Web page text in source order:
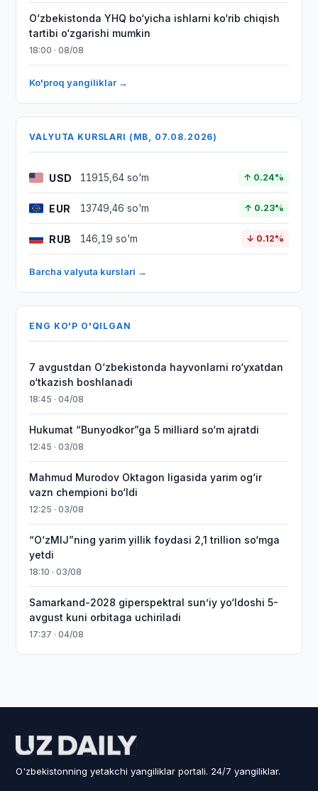
O‘zbekistonda YHQ bo‘yicha ishlarni ko‘rib chiqish
tartibi o‘zgarishi mumkin
18:00 · 08/08
Ko'proq yangiliklar →
VALYUTA KURSLARI (MB, 07.08.2026)
USD 11915,64 so'm ↑ 0.24%
EUR 13749,46 so'm ↑ 0.23%
RUB 146,19 so'm ↓ 0.12%
Barcha valyuta kurslari →
ENG KO'P O'QILGAN
7 avgustdan O‘zbekistonda hayvonlarni ro‘yxatdan
o‘tkazish boshlanadi
18:45 · 04/08
Hukumat “Bunyodkor”ga 5 milliard so‘m ajratdi
12:45 · 03/08
Mahmud Murodov Oktagon ligasida yarim og‘ir
vazn chempioni bo‘ldi
12:25 · 03/08
“O‘zMIJ”ning yarim yillik foydasi 2,1 trillion so‘mga
yetdi
18:10 · 03/08
Samarkand-2028 giperspektral sun’iy yo‘ldoshi 5-
avgust kuni orbitaga uchiriladi
17:37 · 04/08
O'zbekistonning yetakchi yangiliklar portali. 24/7 yangiliklar.